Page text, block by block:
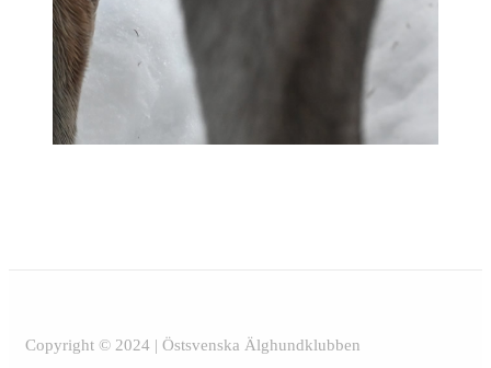
Copyright © 2024 | Östsvenska Älghundklubben